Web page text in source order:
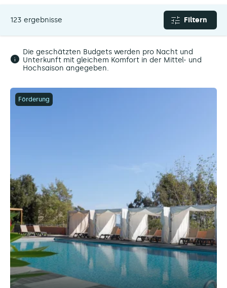
123 ergebnisse Filtern
Die geschätzten Budgets werden pro Nacht und
Unterkunft mit gleichem Komfort in der Mittel- und
Hochsaison angegeben.
Förderung